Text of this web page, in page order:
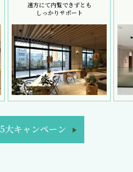
遠方にて内覧できずとも
しっかりサポート
5大キャンペーン